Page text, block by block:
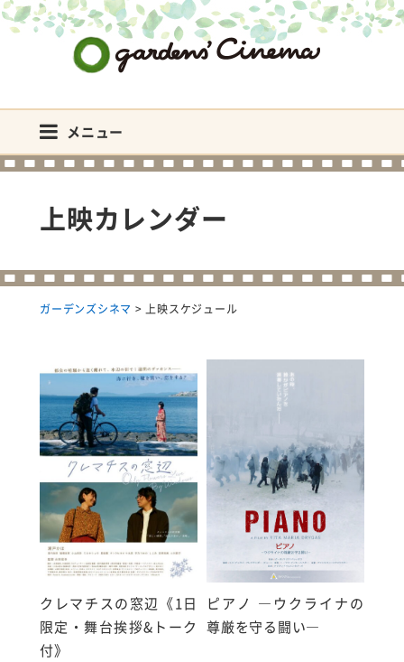
メニュー
上映カレンダー
ガーデンズシネマ >上映スケジュール
クレマチスの窓辺《1日
限定・舞台挨拶&トーク
付》
ピアノ ―ウクライナの
尊厳を守る闘い―